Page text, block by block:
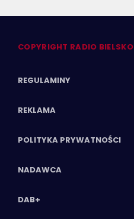
COPYRIGHT RADIO BIELSKO
REGULAMINY
REKLAMA
POLITYKA PRYWATNOŚCI
NADAWCA
DAB+